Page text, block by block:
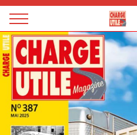
Magazine
Charge
utile
Panneau de gestion des cookies